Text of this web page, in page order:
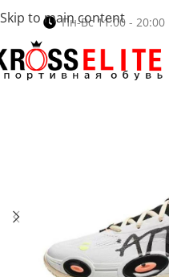
Skip to main content
Пн-Вс 11:00 - 20:00